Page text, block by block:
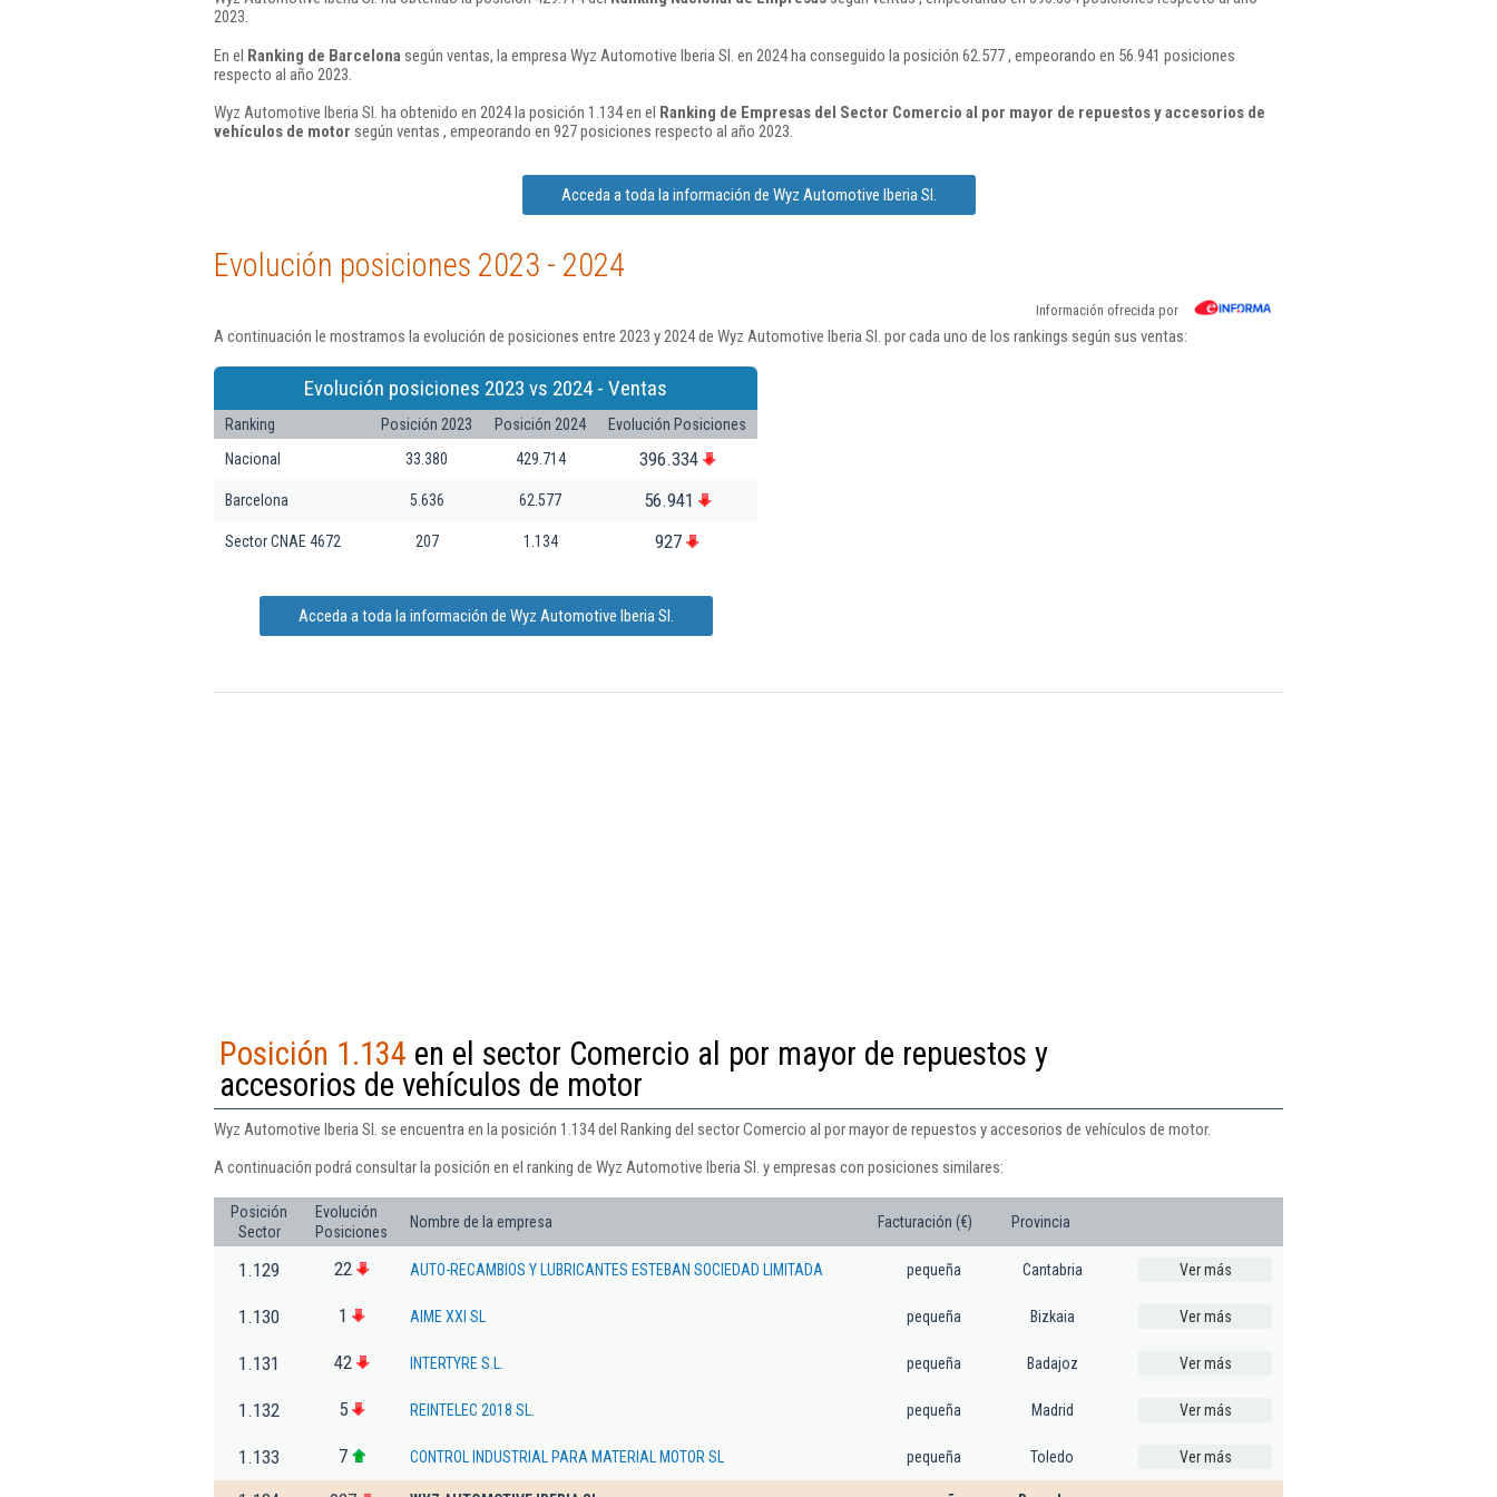
2023.
En el Ranking de Barcelona según ventas, la empresa Wyz Automotive Iberia Sl. en 2024 ha conseguido la posición 62.577 , empeorando en 56.941 posiciones
respecto al año 2023.
Wyz Automotive Iberia Sl. ha obtenido en 2024 la posición 1.134 en el Ranking de Empresas del Sector Comercio al por mayor de repuestos y accesorios de
vehículos de motor según ventas , empeorando en 927 posiciones respecto al año 2023.
Acceda a toda la información de Wyz Automotive Iberia Sl.
Evolución posiciones 2023 - 2024
Información ofrecida por
A continuación le mostramos la evolución de posiciones entre 2023 y 2024 de Wyz Automotive Iberia Sl. por cada uno de los rankings según sus ventas:
Evolución posiciones 2023 vs 2024 - Ventas
Ranking Posición 2023 Posición 2024
Evolución Posiciones
Nacional
33.380 429.714 396.334
Barcelona 5.636 62.577 56.941
Sector CNAE 4672 207 1.134 927
Acceda a toda la información de Wyz Automotive Iberia Sl.
Posición 1.134 en el sector Comercio al por mayor de repuestos y
accesorios de vehículos de motor
Wyz Automotive Iberia Sl. se encuentra en la posición 1.134 del Ranking del sector Comercio al por mayor de repuestos y accesorios de vehículos de motor.
A continuación podrá consultar la posición en el ranking de Wyz Automotive Iberia Sl. y empresas con posiciones similares:
Posición
Sector
Evolución
Posiciones
Nombre de la empresa Facturación (€) Provincia
1.129 22 AUTO-RECAMBIOS Y LUBRICANTES ESTEBAN SOCIEDAD LIMITADA pequeña Cantabria Ver más
1.130 1 AIME XXI SL pequeña Bizkaia Ver más
1.131 42 INTERTYRE S.L. pequeña Badajoz Ver más
1.132 5 REINTELEC 2018 SL. pequeña Madrid Ver más
1.133 7 CONTROL INDUSTRIAL PARA MATERIAL MOTOR SL pequeña Toledo Ver más